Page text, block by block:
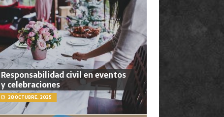
Responsabilidad civil en eventos
y celebraciones
28 OCTUBRE, 2025